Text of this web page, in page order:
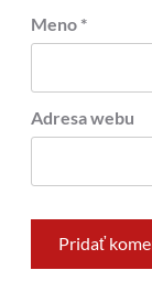
Meno *
Adresa webu